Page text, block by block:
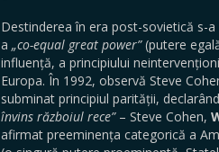
Destinderea în era post-sovietică s-
a „co-equal great power”(putere
influență, a principiului
Europa. În 1992, observă Steve
subminat principiul parității,
învins războiul rece”– Steve Cohen,
afirmat preeminența categorică a